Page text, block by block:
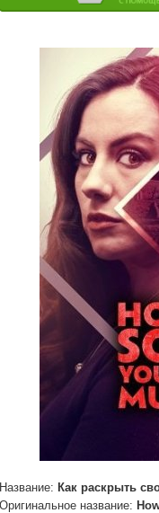
Название: Как раскрыть
Оригинальное название: